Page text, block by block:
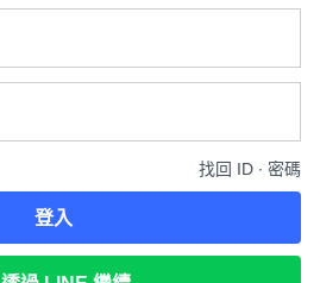
找回 ID ∙ 密碼
登入